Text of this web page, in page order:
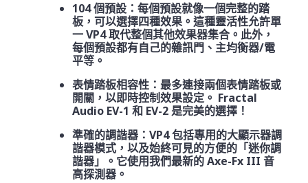
104 個預設：每個預設就像一個完整的踏
板，可以選擇四種效果。這種靈活性允許單
一 VP4 取代整個其他效果器集合。此外，
每個預設都有自己的雜訊門、主均衡器/電
平等。
表情踏板相容性：最多連接兩個表情踏板或
開關，以即時控制效果設定。 Fractal
Audio EV-1 和 EV-2 是完美的選擇！
準確的調諧器：VP4 包括專用的大顯示器調
諧器模式，以及始終可見的方便的「迷你調
諧器」。它使用我們最新的 Axe-Fx III 音
高探測器。